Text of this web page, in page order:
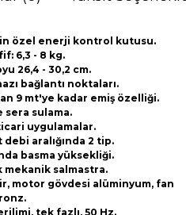
özel enerji kontrol kutusu.
6,3 - 8 kg.
26,4 - 30,2 cm.
bağlantı noktaları.
9 mt'ye kadar emiş özelliği.
sera sulama.
uygulamalar.
debi aralığında 2 tip.
basma yüksekliği.
mekanik salmastra.
motor gövdesi alüminyum, fan
tek fazlı, 50 Hz.